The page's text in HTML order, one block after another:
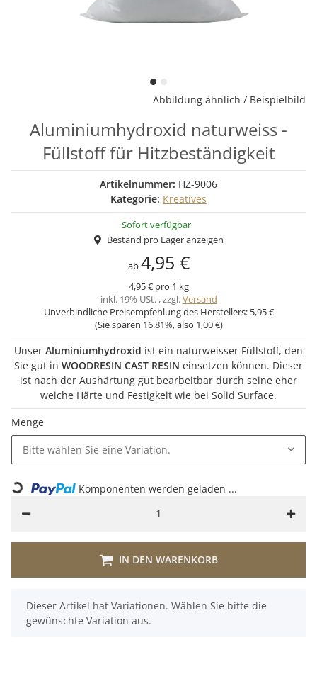
Abbildung ähnlich / Beispielbild
Aluminiumhydroxid naturweiss -
Füllstoff für Hitzbeständigkeit
Artikelnummer: HZ-9006
Kategorie: Kreatives
Sofort verfügbar
Bestand pro Lager anzeigen
ab4,95 €
4,95 € pro 1 kg
inkl. 19% USt. , zzgl. Versand
Unverbindliche Preisempfehlung des Herstellers: 5,95 €
(Sie sparen 16.81%, also 1,00 €)
Unser Aluminiumhydroxid ist ein naturweisser Füllstoff, den
Sie gut in WOODRESIN CAST RESIN einsetzen können. Dieser
ist nach der Aushärtung gut bearbeitbar durch seine eher
weiche Härte und Festigkeit wie bei Solid Surface.
Menge
Bitte wählen Sie eine Variation.
IN DEN WARENKORB
Loading... Komponenten werden geladen ...
x
Dieser Artikel hat Variationen. Wählen Sie bitte die
gewünschte Variation aus.